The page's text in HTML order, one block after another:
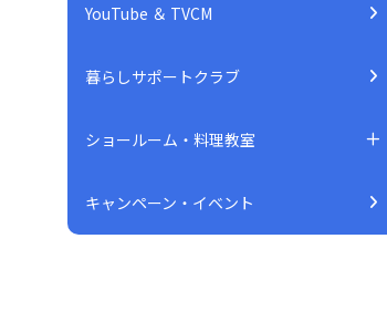
YouTube ＆ TVCM
暮らしサポートクラブ
ショールーム・料理教室
キャンペーン・イベント